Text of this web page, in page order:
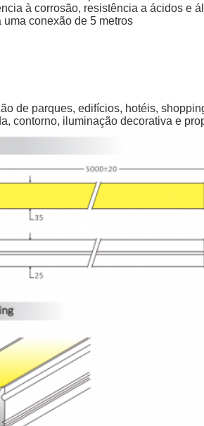
à corrosão, resistência a ácidos e
conexão de 5 metros
de parques, edifícios, hotéis,
contorno, iluminação decorativa e